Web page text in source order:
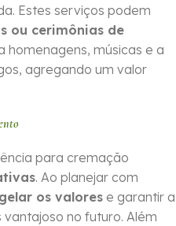
Estes serviços podem
ou cerimônias de
homenagens, músicas e a
agregando um valor
para cremação
. Ao planejar com
os valores e garantir a
no futuro. Além